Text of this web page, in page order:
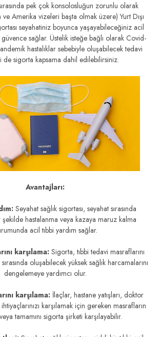
pek çok konsolosluğun zorunlu olarak
Amerika vizeleri başta olmak üzere) Yurt Dışı
seyahatiniz boyunca yaşayabileceğiniz acil
güvence sağlar. Üstelik isteğe bağlı olarak Covid-
hastalıklar sebebiyle oluşabilecek tedavi
sigorta kapsama dahil edilebilirsiniz.
Avantajları:
Seyahat sağlık sigortası, seyahat sırasında
hastalanma veya kazaya maruz kalma
acil tıbbi yardım sağlar.
karşılama: Sigorta, tıbbi tedavi masraflarını
oluşabilecek yüksek sağlık harcamalarını
dengelemeye yardımcı olur.
karşılama:İlaçlar, hastane yatışları, doktor
karşılamak için gereken masrafların
veya tamamını sigorta şirketi karşılayabilir.